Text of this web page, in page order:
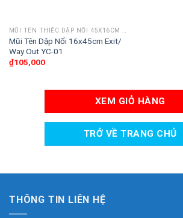
Mũi Tên Dập Nổi 16x45cm Exit/
Way Out YC-01
₫105,000
XEM GIỎ HÀNG
TRỞ VỀ TRANG CHỦ
THÔNG TIN LIÊN HỆ